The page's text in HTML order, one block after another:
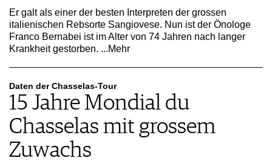
Er galt als einer der besten Interpreten der grossen
italienischen Rebsorte Sangiovese. Nun ist der Önologe
Franco Bernabei ist im Alter von 74 Jahren nach langer
Krankheit gestorben. ...Mehr
Daten der Chasselas-Tour
15 Jahre Mondial du
Chasselas mit grossem
Zuwachs